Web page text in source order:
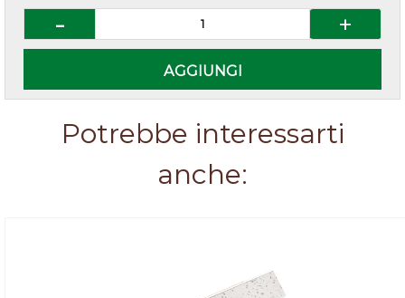
AGGIUNGI
Potrebbe interessarti
anche: